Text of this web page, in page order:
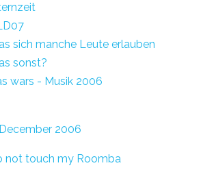
sich manche Leute erlauben
sonst?
wars - Musik 2006
December 2006
not touch my Roomba